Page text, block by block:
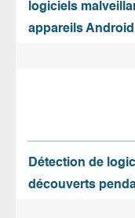
logiciels
appareils Android
Détection de
découverts